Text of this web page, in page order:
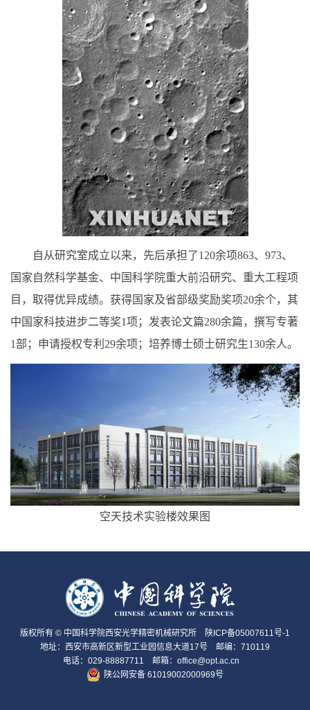
自从研究室成立以来，先后承担了120余项863、973、
国家自然科学基金、中国科学院重大前沿研究、重大工程项
目，取得优异成绩。获得国家及省部级奖励奖项20余个，其
中国家科技进步二等奖1项；发表论文篇280余篇，撰写专著
1部；申请授权专利29余项；培养博士硕士研究生130余人。
空天技术实验楼效果图
版权所有 © 中国科学院西安光学精密机械研究所
陕ICP备05007611号-1
地址：西安市高新区新型工业园信息大道17号 邮编：710119
电话：029-88887711 邮箱：office@opt.ac.cn
陕公网安备 61019002000969号